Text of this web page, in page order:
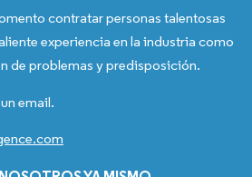
contratar personas talentosas
experiencia en la industria como
de problemas y predisposición.
email.